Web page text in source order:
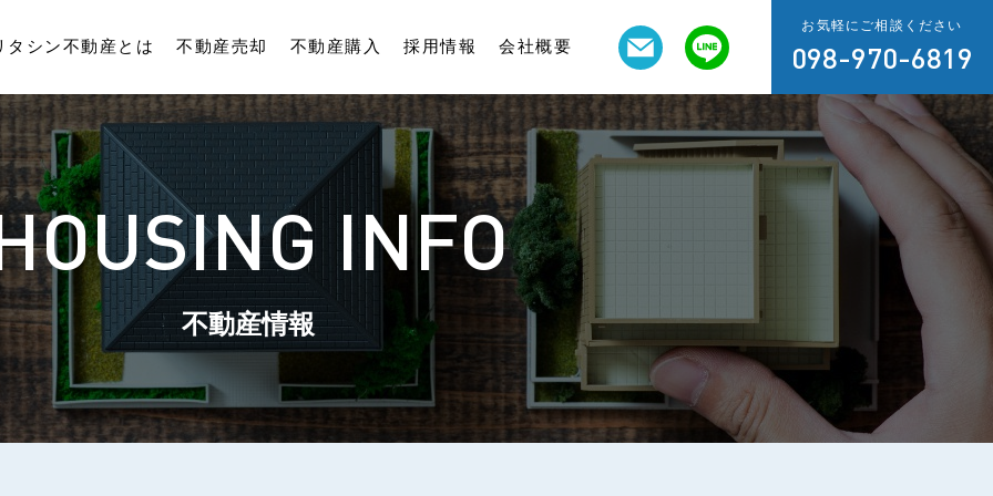
タシン不動産とは 不動産売却 不動産購入 採用情報 会社概要
お気軽にご相談ください
098-970-6819
INFO
不動産情報